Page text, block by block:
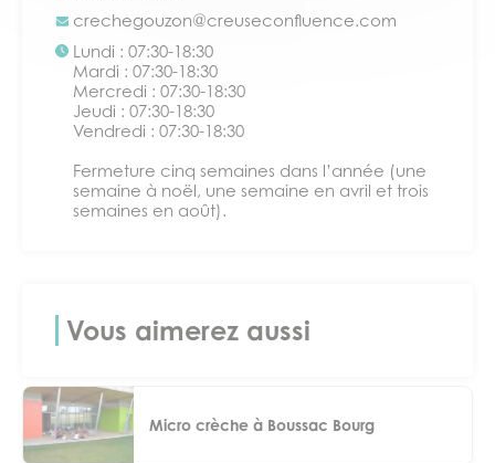
crechegouzon@creuseconfluence.com
Lundi : 07:30-18:30
Mardi : 07:30-18:30
Mercredi : 07:30-18:30
Jeudi : 07:30-18:30
Vendredi : 07:30-18:30
Fermeture cinq semaines dans l’année (une
semaine à noël, une semaine en avril et trois
semaines en août).
Vous aimerez aussi
Micro crèche à Boussac Bourg